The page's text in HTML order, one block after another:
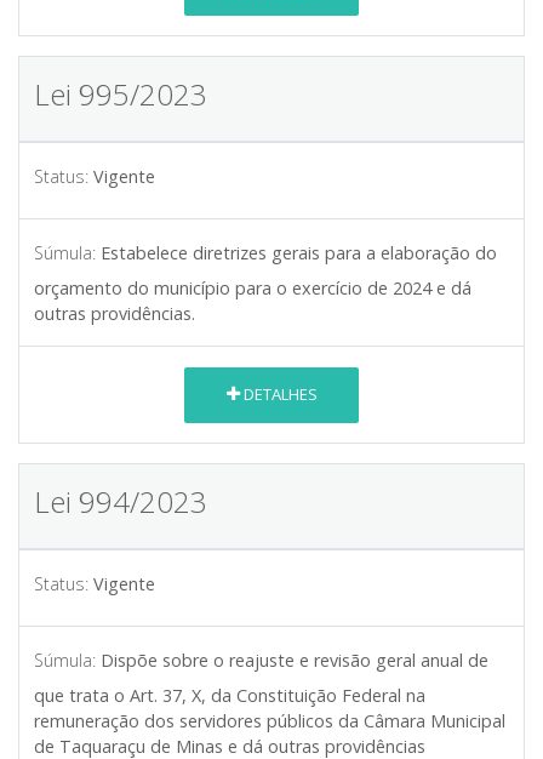
Lei 995/2023
Status: Vigente
Súmula: Estabelece diretrizes gerais para a elaboração do
orçamento do município para o exercício de 2024 e dá
outras providências.
DETALHES
Lei 994/2023
Status: Vigente
Súmula: Dispõe sobre o reajuste e revisão geral anual de
que trata o Art. 37, X, da Constituição Federal na
remuneração dos servidores públicos da Câmara Municipal
de Taquaraçu de Minas e dá outras providências